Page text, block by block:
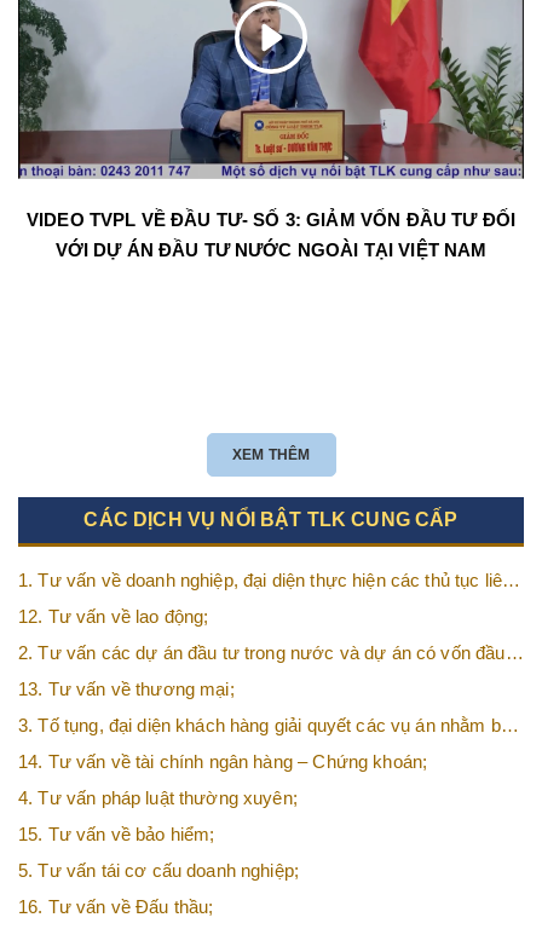
VIDEO TVPL VỀ ĐẦU TƯ- SỐ 3: GIẢM VỐN ĐẦU TƯ ĐỐI
VỚI DỰ ÁN ĐẦU TƯ NƯỚC NGOÀI TẠI VIỆT NAM
XEM THÊM
CÁC DỊCH VỤ NỔI BẬT TLK CUNG CẤP
1. Tư vấn về doanh nghiệp, đại diện thực hiện các thủ tục liên
quan tới doanh nghiệp;
12. Tư vấn về lao động;
2. Tư vấn các dự án đầu tư trong nước và dự án có vốn đầu
tư nước ngoài (FDI);
13. Tư vấn về thương mại;
3. Tố tụng, đại diện khách hàng giải quyết các vụ án nhằm bảo
vệ tối đa các quyền và lợi ích của khách hàng;
14. Tư vấn về tài chính ngân hàng – Chứng khoán;
4. Tư vấn pháp luật thường xuyên;
15. Tư vấn về bảo hiểm;
5. Tư vấn tái cơ cấu doanh nghiệp;
16. Tư vấn về Đấu thầu;